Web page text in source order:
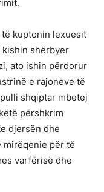
kuptonin lexuesit
kishin shërbyer
ato ishin përdorur
e rajoneve të
shqiptar mbetej
përshkrim
djersën dhe
mirëqenie për të
varfërisë dhe